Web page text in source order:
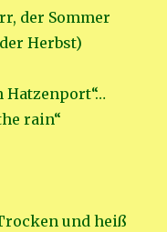
der Sommer
Herbst)
rain“
und heiß